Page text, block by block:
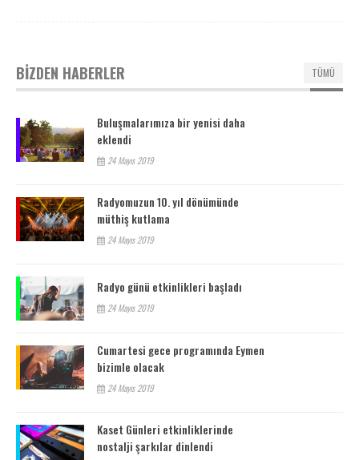
BİZDEN HABERLER TÜMÜ
Buluşmalarımıza bir yenisi daha
eklendi
24 Mayıs 2019
Radyomuzun 10. yıl dönümünde
müthiş kutlama
24 Mayıs 2019
Radyo günü etkinlikleri başladı
24 Mayıs 2019
Cumartesi gece programında Eymen
bizimle olacak
24 Mayıs 2019
Kaset Günleri etkinliklerinde
nostalji şarkılar dinlendi